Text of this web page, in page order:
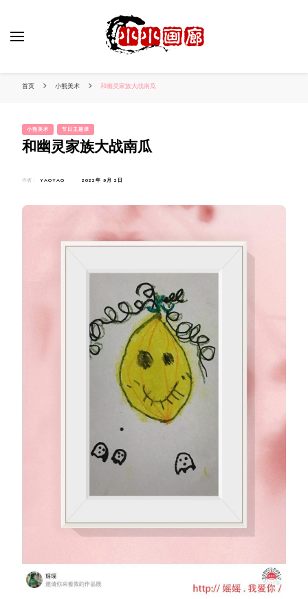
首页 小熊美术 和幽灵家族大战南瓜
小熊美术 节日主题课
和幽灵家族大战南瓜
作者： YAOYAO 2022年 9月 2日